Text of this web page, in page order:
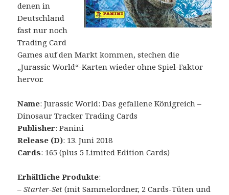
denen in
Deutschland
fast nur noch
Trading Card
Games auf den Markt kommen, stechen die
„Jurassic World“-Karten wieder ohne Spiel-Faktor
hervor.
Name: Jurassic World: Das gefallene Königreich –
Dinosaur Tracker Trading Cards
Publisher: Panini
Release (D): 13. Juni 2018
Cards: 165 (plus 5 Limited Edition Cards)
Erhältliche Produkte:
–Starter-Set (mit Sammelordner, 2 Cards-Tüten und